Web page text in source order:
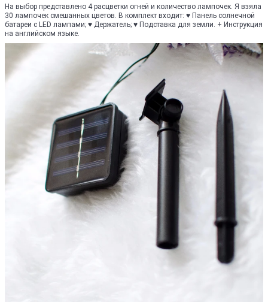
На выбор представлено 4 расцветки огней и количество лампочек. Я взяла
30 лампочек смешанных цветов. В комплект входит: ♥ Панель солнечной
батареи с LED лампами; ♥ Держатель; ♥ Подставка для земли. + Инструкция
на английском языке.